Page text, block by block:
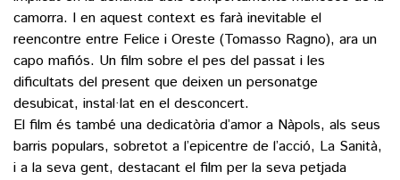
camorra. I en aquest context es farà inevitable el
reencontre entre Felice i Oreste (Tomasso Ragno), ara un
capo mafiós. Un film sobre el pes del passat i les
dificultats del present que deixen un personatge
desubicat, instal·lat en el desconcert.
El film és també una dedicatòria d’amor a Nàpols, als seus
barris populars, sobretot a l’epicentre de l’acció, La Sanità,
i a la seva gent, destacant el film per la seva petjada